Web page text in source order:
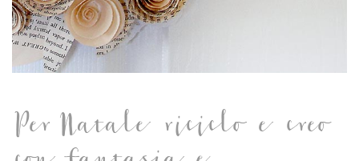
Per Natale riciclo e creo